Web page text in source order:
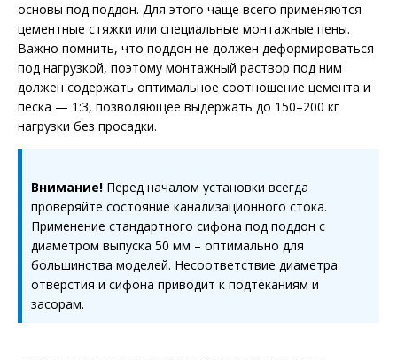
основы под поддон. Для этого чаще всего применяются
цементные стяжки или специальные монтажные пены.
Важно помнить, что поддон не должен деформироваться
под нагрузкой, поэтому монтажный раствор под ним
должен содержать оптимальное соотношение цемента и
песка — 1:3, позволяющее выдержать до 150–200 кг
нагрузки без просадки.
Внимание! Перед началом установки всегда
проверяйте состояние канализационного стока.
Применение стандартного сифона под поддон с
диаметром выпуска 50 мм – оптимально для
большинства моделей. Несоответствие диаметра
отверстия и сифона приводит к подтеканиям и
засорам.